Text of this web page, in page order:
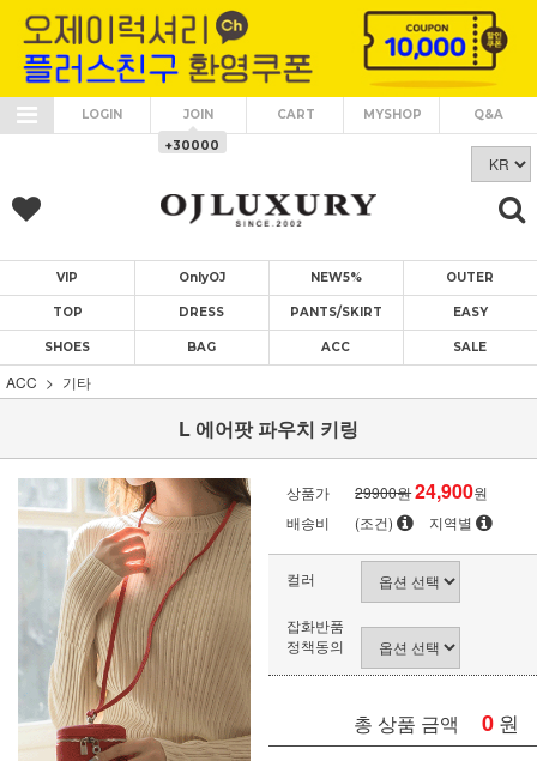
LOGIN
JOIN
+30000
CART MYSHOP Q&A
VIP OnlyOJ NEW5% OUTER
TOP DRESS PANTS/SKIRT EASY
SHOES BAG ACC SALE
ACC 기타
L 에어팟 파우치 키링
상품가 29900원24,900원
배송비
(조건) 지역별
컬러
잡화반품
정책동의
총 상품 금액 0 원